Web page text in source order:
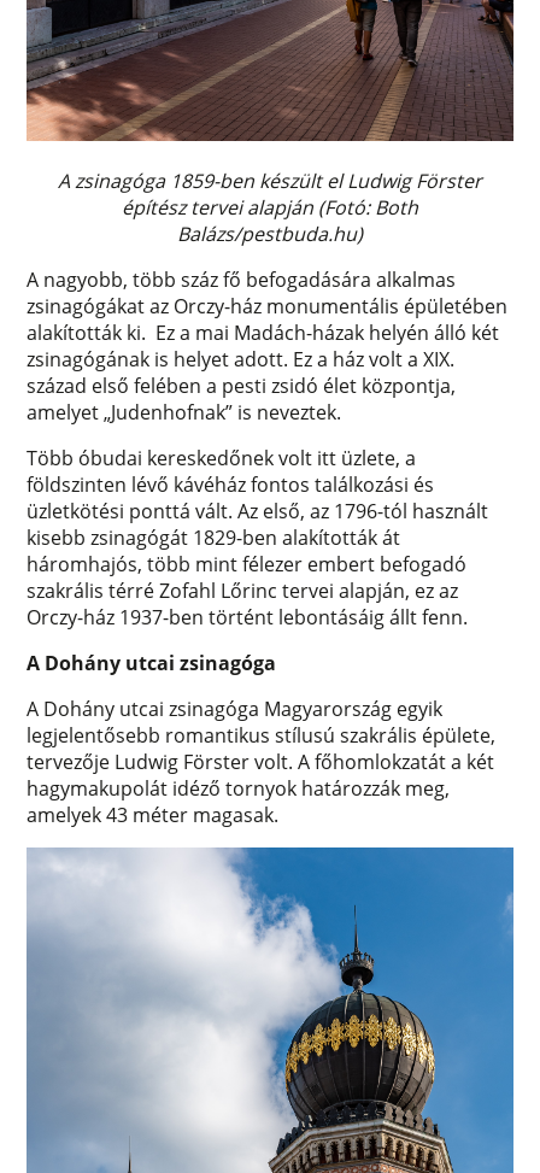
A zsinagóga 1859-ben készült el Ludwig Förster
építész tervei alapján (Fotó: Both
Balázs/pestbuda.hu)
A nagyobb, több száz fő befogadására alkalmas
zsinagógákat az Orczy-ház monumentális épületében
alakították ki. Ez a mai Madách-házak helyén álló két
zsinagógának is helyet adott. Ez a ház volt a XIX.
század első felében a pesti zsidó élet központja,
amelyet „Judenhofnak” is neveztek.
Több óbudai kereskedőnek volt itt üzlete, a
földszinten lévő kávéház fontos találkozási és
üzletkötési ponttá vált. Az első, az 1796-tól használt
kisebb zsinagógát 1829-ben alakították át
háromhajós, több mint félezer embert befogadó
szakrális térré Zofahl Lőrinc tervei alapján, ez az
Orczy-ház 1937-ben történt lebontásáig állt fenn.
A Dohány utcai zsinagóga
A Dohány utcai zsinagóga Magyarország egyik
legjelentősebb romantikus stílusú szakrális épülete,
tervezője Ludwig Förster volt. A főhomlokzatát a két
hagymakupolát idéző tornyok határozzák meg,
amelyek 43 méter magasak.